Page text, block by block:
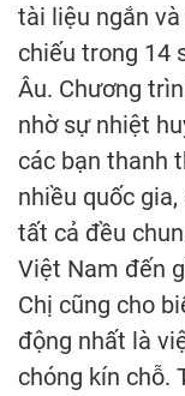
tài liệu ngắn
chiếu trong 14
Âu. Chương
nhờ sự nhiệt
các bạn thanh
nhiều quốc
tất cả đều
Việt Nam đến
Chị cũng cho
động nhất là
chóng kín chỗ.